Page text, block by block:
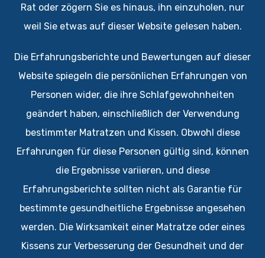
Rat oder zögern Sie es hinaus, ihn einzuholen, nur
weil Sie etwas auf dieser Website gelesen haben.
Die Erfahrungsberichte und Bewertungen auf dieser
Website spiegeln die persönlichen Erfahrungen von
Personen wider, die ihre Schlafgewohnheiten
geändert haben, einschließlich der Verwendung
bestimmter Matratzen und Kissen. Obwohl diese
Erfahrungen für diese Personen gültig sind, können
die Ergebnisse variieren, und diese
Erfahrungsberichte sollten nicht als Garantie für
bestimmte gesundheitliche Ergebnisse angesehen
werden. Die Wirksamkeit einer Matratze oder eines
Kissens zur Verbesserung der Gesundheit und der